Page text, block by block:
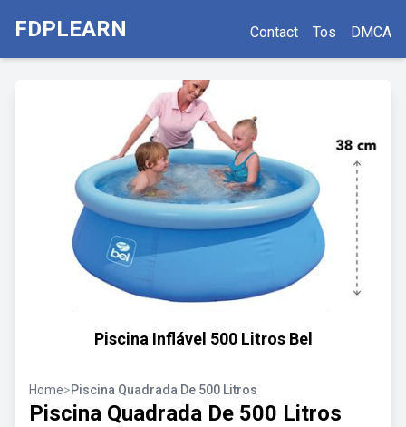
FDPLEARN Contact Tos DMCA
Piscina Inflável 500 Litros Bel
Home>Piscina Quadrada De 500 Litros
Piscina Quadrada De 500 Litros